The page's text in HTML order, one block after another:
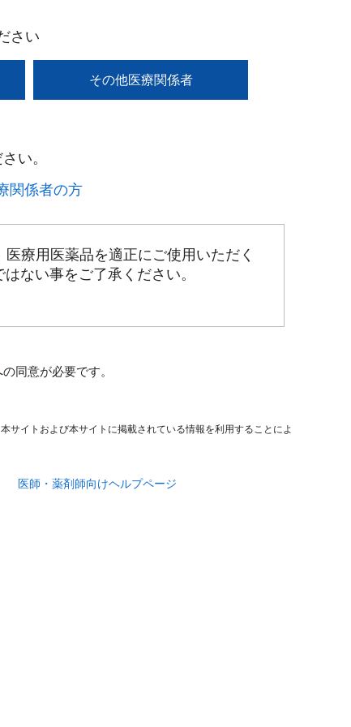
さい
その他医療関係者
い。​
関係者の方​
医療用医薬品を適正にご使用いただく
ない事をご了承ください。
の同意が必要です。
サイトおよび本サイトに掲載されている情報を利用することによ
医師・薬剤師向けヘルプページ